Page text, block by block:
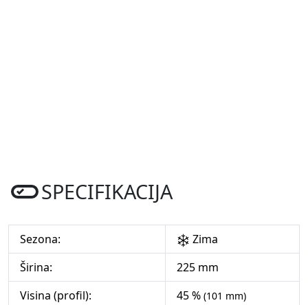
SPECIFIKACIJA
Sezona:
Zima
Širina:
225 mm
Visina (profil):
45 % (101 mm)